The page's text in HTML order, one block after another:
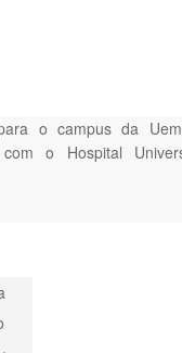
o campus da
o Hospital